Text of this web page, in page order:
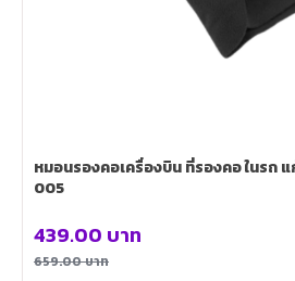
หมอนรองคอเครื่องบิน ที่รองคอ ในรถ
005
659.00บาท
439.00 บาท